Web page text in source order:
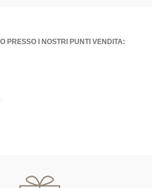
PRESSO I NOSTRI PUNTI VENDITA: